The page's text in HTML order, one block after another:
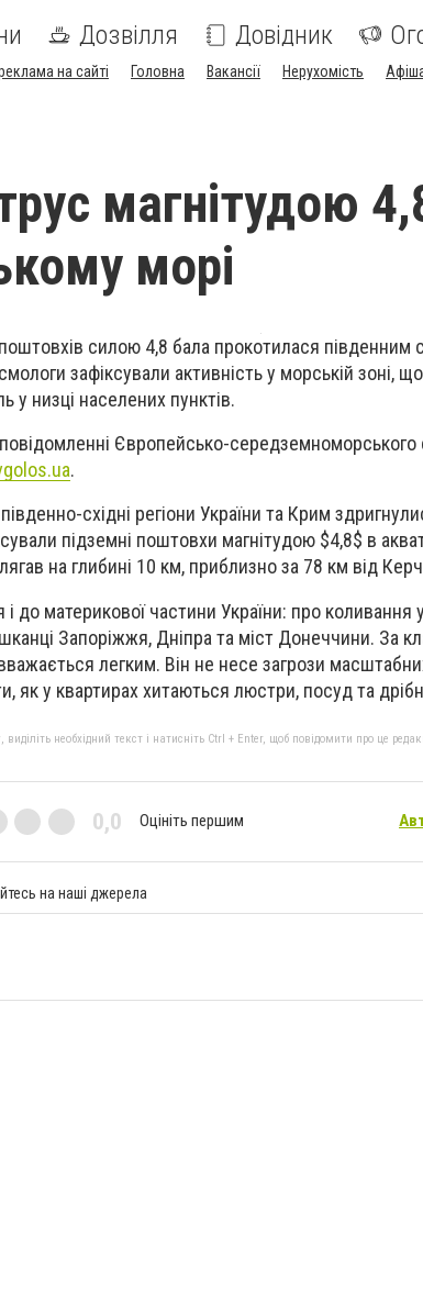
Дозвілля Довідник
на сайті Головна Вакансії Нерухомість
магнітудою
морі
силою 4,8 бала прокотилася південним
зафіксували активність у морській зоні,
у низці населених пунктів.
Європейсько-середземноморського
.
східні регіони України та Крим
підземні поштовхи магнітудою $4,8$ в
на глибині 10 км, приблизно за 78 км від
до материкової частини України: про коливання
Запоріжжя, Дніпра та міст Донеччини. За
легким. Він не несе загрози
як у квартирах хитаються люстри, посуд та
необхідний текст і натисніть Ctrl + Enter, щоб повідомити про це
0,0 Оцініть першим
на наші джерела